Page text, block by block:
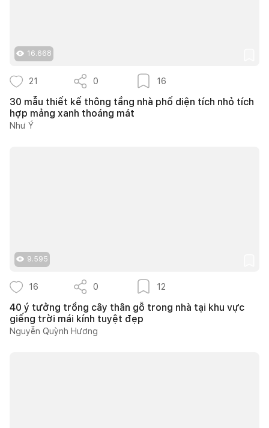
16.668
21 0 16
30 mẫu thiết kế thông tầng nhà phố diện tích nhỏ tích
hợp mảng xanh thoáng mát
Như Ý
9.595
16 0 12
40 ý tưởng trồng cây thân gỗ trong nhà tại khu vực
giếng trời mái kính tuyệt đẹp
Nguyễn Quỳnh Hương